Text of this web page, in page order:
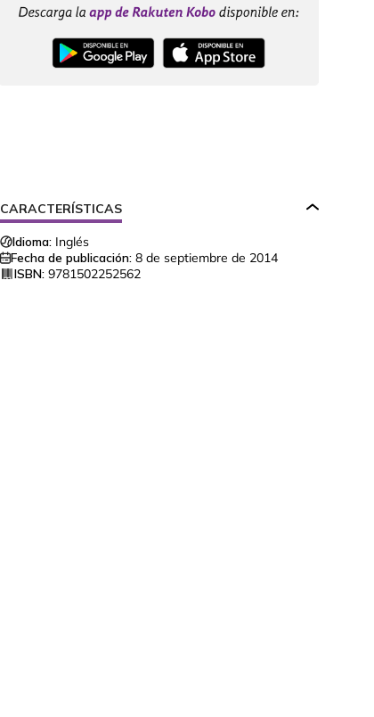
CARACTERÍSTICAS
Idioma: Inglés
Fecha de publicación: 8 de septiembre de 2014
ISBN: 9781502252562